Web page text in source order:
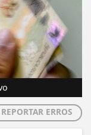
REPORTAR ERROS